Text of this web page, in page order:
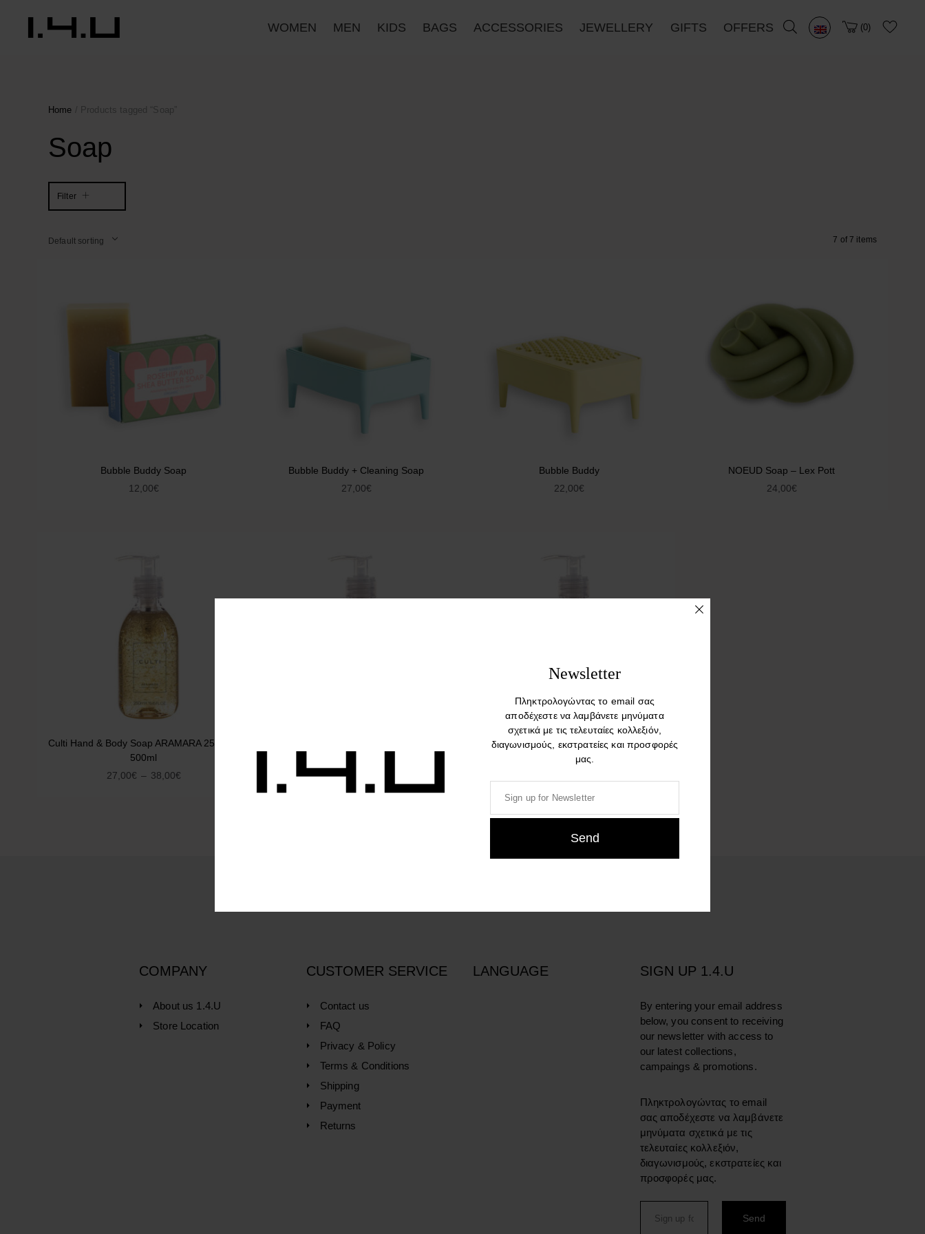
WOMEN MEN KIDS BAGS ACCESSORIES JΕWELLERY GIFTS OFFERS 0
Home / Products tagged “Soap”
Soap
Filter
7 of 7 items
Default sorting
Bubble Buddy Soap
12,00€
Bubble Buddy + Cleaning Soap
27,00€
Bubble Buddy
22,00€
NOEUD Soap – Lex Pott
24,00€
Culti Hand & Body Soap ARAMARA 250ml –
500ml
27,00€ – 38,00€
27,00€
Culti Hand & Body Soap PEPE RARO
250ml – 500ml
COMPANY
About us 1.4.U
Store Location
CUSTOMER SERVICE
Contact us
FAQ
Privacy & Policy
Terms & Conditions
Shipping
Payment
Returns
LANGUAGE SIGN UP 1.4.U
By entering your email address
below, you consent to receiving
our newsletter with access to
our latest collections,
campaings & promotions.
Πληκτρολογώντας το email
σας αποδέχεστε να λαμβάνετε
μηνύματα σχετικά με τις
τελευταίες κολλεξιόν,
διαγωνισμούς, εκστρατείες και
προσφορές μας.
Newsletter
Πληκτρολογώντας το email σας
αποδέχεστε να λαμβάνετε μηνύματα
σχετικά με τις τελευταίες κολλεξιόν,
διαγωνισμούς, εκστρατείες και προσφορές
μας.